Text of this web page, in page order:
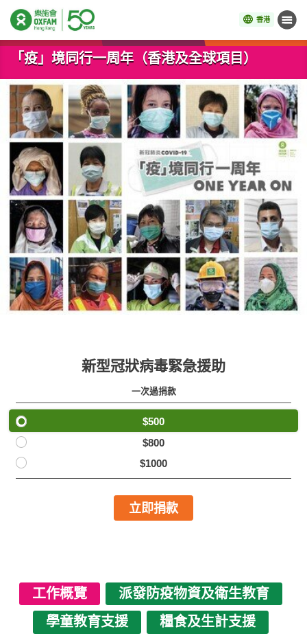
香港 目錄
開始主要內容
「疫」境同行一周年（香港及全球項目）
新型冠狀病毒緊急援助
一次過捐款
$500
$800
$1000
立即捐款
工作概覽
派發防疫物資及衛生教育
學童教育支援
糧食及生計支援